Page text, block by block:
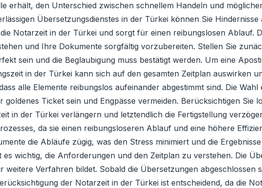
erhält, den Unterschied zwischen schnellem Handeln und
Übersetzungsdienstes in der Türkei können Sie Hindernisse
Notarzeit in der Türkei und sorgt für einen reibungslosen Ablauf.
und Ihre Dokumente sorgfältig vorzubereiten. Stellen Sie
sein und die Beglaubigung muss bestätigt werden. Um eine
in der Türkei kann sich auf den gesamten Zeitplan auswirken
alle Elemente reibungslos aufeinander abgestimmt sind. Die
Ticket sein und Engpässe vermeiden. Berücksichtigen Sie
in der Türkei verlängern und letztendlich die Fertigstellung
da sie einen reibungsloseren Ablauf und eine höhere
die Abläufe zügig, was den Stress minimiert und die
wichtig, die Anforderungen und den Zeitplan zu verstehen. Die
weitere Verfahren bildet. Sobald die Übersetzungen abgeschlossen
der Notarzeit in der Türkei ist entscheidend, da die